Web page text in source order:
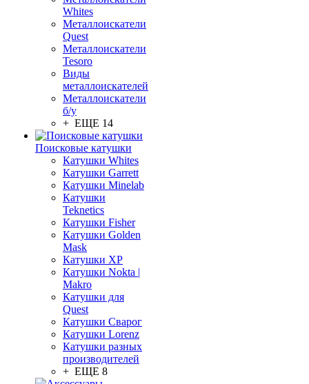
Whites
Металлоискатели
Quest
Металлоискатели
Tesoro
Виды
металлоискателей
Металлоискатели
б/у
+ ЕЩЕ 14
Поисковые катушки
Катушки Whites
Катушки Garrett
Катушки Minelab
Катушки
Teknetics
Катушки Fisher
Катушки Golden
Mask
Катушки XP
Катушки Nokta |
Makro
Катушки для
Quest
Катушки Сварог
Катушки Lorenz
Катушки разных
производителей
+ ЕЩЕ 8